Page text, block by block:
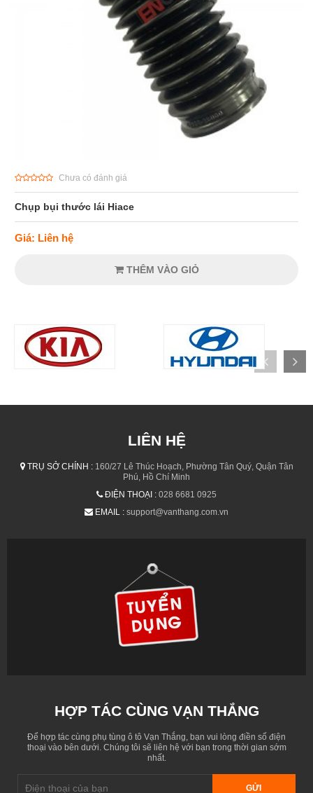
Chưa có đánh giá
Chụp bụi thước lái Hiace
Giá: Liên hệ
THÊM VÀO GIỎ
LIÊN HỆ
TRỤ SỞ CHÍNH :160/27 Lê Thúc Hoạch, Phường Tân Quý, Quận Tân
Phú, Hồ Chí Minh
ĐIỆN THOẠI : 028 6681 0925
EMAIL : support@vanthang.com.vn
HỢP TÁC CÙNG VẠN THẮNG
Để hợp tác cùng phụ tùng ô tô Vạn Thắng, bạn vui lòng điền số điện
thoại vào bên dưới. Chúng tôi sẽ liên hệ với bạn trong thời gian sớm
nhất.
GỬI